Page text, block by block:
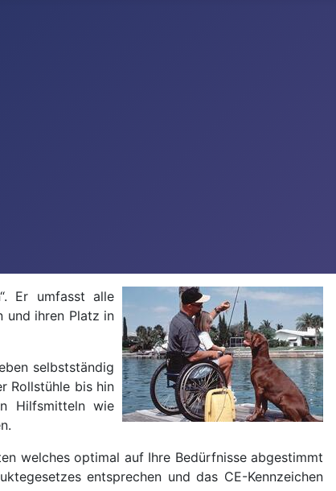
Er umfasst alle
und ihren Platz in
selbstständig
Rollstühle bis hin
Hilfsmitteln wie
welches optimal auf Ihre Bedürfnisse abgestimmt
entsprechen und das CE-Kennzeichen